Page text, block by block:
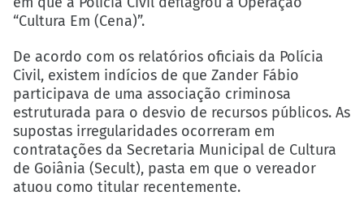
“Cultura Em (Cena)”.
De acordo com os relatórios oficiais da Polícia
Civil, existem indícios de que Zander Fábio
participava de uma associação criminosa
estruturada para o desvio de recursos públicos. As
supostas irregularidades ocorreram em
contratações da Secretaria Municipal de Cultura
de Goiânia (Secult), pasta em que o vereador
atuou como titular recentemente.